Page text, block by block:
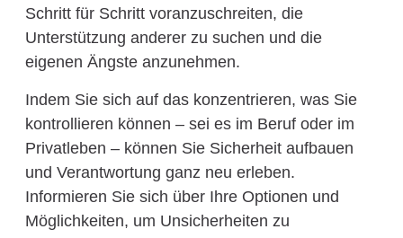
Schritt für Schritt voranzuschreiten, die
Unterstützung anderer zu suchen und die
eigenen Ängste anzunehmen.
Indem Sie sich auf das konzentrieren, was Sie
kontrollieren können – sei es im Beruf oder im
Privatleben – können Sie Sicherheit aufbauen
und Verantwortung ganz neu erleben.
Informieren Sie sich über Ihre Optionen und
Möglichkeiten, um Unsicherheiten zu